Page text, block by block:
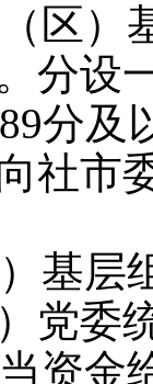
（区
分设
89分及
社市
）基
党委
当资